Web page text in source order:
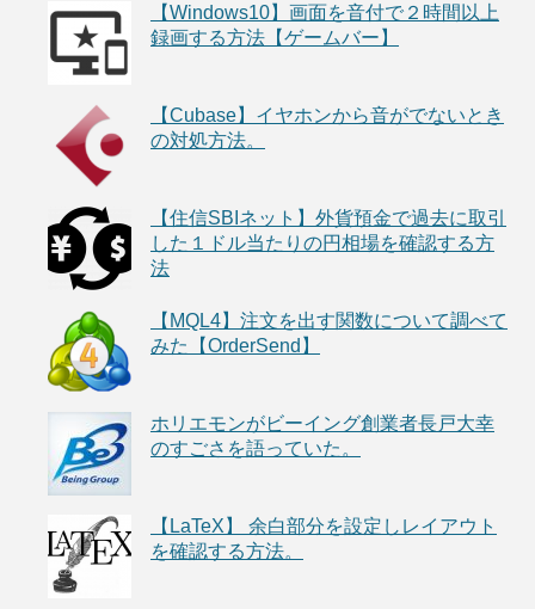
【Windows10】画面を音付で２時間以上
録画する方法【ゲームバー】
【Cubase】イヤホンから音がでないとき
の対処方法。
【住信SBIネット】外貨預金で過去に取引
した１ドル当たりの円相場を確認する方
法
【MQL4】注文を出す関数について調べて
みた【OrderSend】
ホリエモンがビーイング創業者長戸大幸
のすごさを語っていた。
【LaTeX】 余白部分を設定しレイアウト
を確認する方法。